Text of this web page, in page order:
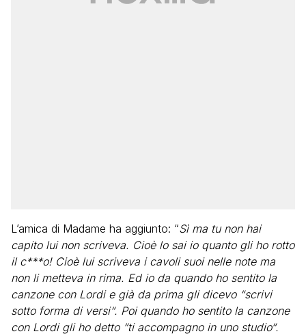
L’amica di Madame ha aggiunto: “Sì ma tu non hai
capito lui non scriveva. Cioè lo sai io quanto gli ho rotto
il c***o! Cioè lui scriveva i cavoli suoi nelle note ma
non li metteva in rima. Ed io da quando ho sentito la
canzone con Lordi e già da prima gli dicevo “scrivi
sotto forma di versi“. Poi quando ho sentito la canzone
con Lordi gli ho detto “ti accompagno in uno studio“.